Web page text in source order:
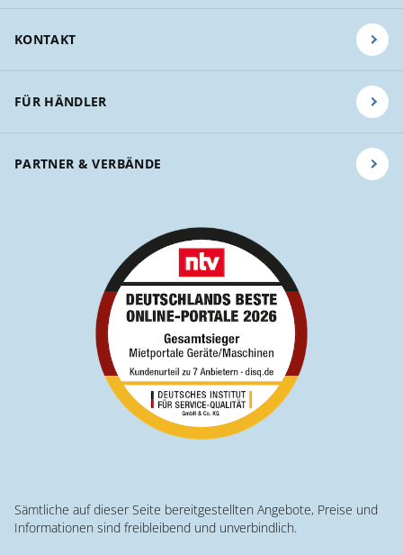
KONTAKT
FÜR HÄNDLER
PARTNER & VERBÄNDE
Sämtliche auf dieser Seite bereitgestellten Angebote, Preise und
Informationen sind freibleibend und unverbindlich.